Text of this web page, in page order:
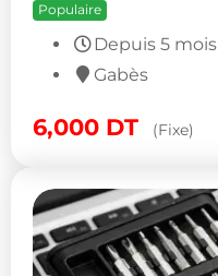
Populaire
Depuis 5 mois
Gabès
6,000 DT (Fixe)